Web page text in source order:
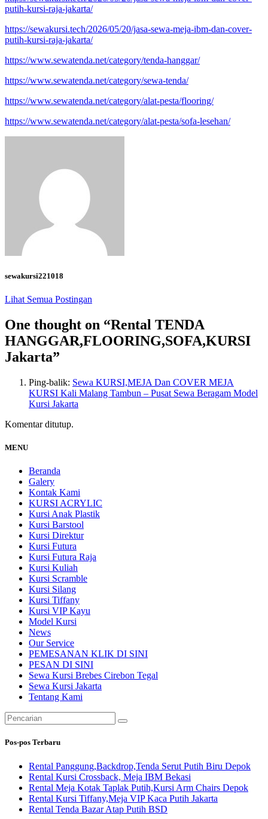
putih-kursi-raja-jakarta/
https://sewakursi.tech/2026/05/20/jasa-sewa-meja-ibm-dan-cover-
putih-kursi-raja-jakarta/
https://www.sewatenda.net/category/tenda-hanggar/
https://www.sewatenda.net/category/sewa-tenda/
https://www.sewatenda.net/category/alat-pesta/flooring/
https://www.sewatenda.net/category/alat-pesta/sofa-lesehan/
sewakursi221018
Lihat Semua Postingan
One thought on “Rental TENDA
HANGGAR,FLOORING,SOFA,KURSI
Jakarta”
Ping-balik: Sewa KURSI,MEJA Dan COVER MEJA
KURSI Kali Malang Tambun – Pusat Sewa Beragam Model
Kursi Jakarta
Komentar ditutup.
MENU
Beranda
Galery
Kontak Kami
KURSI ACRYLIC
Kursi Anak Plastik
Kursi Barstool
Kursi Direktur
Kursi Futura
Kursi Futura Raja
Kursi Kuliah
Kursi Scramble
Kursi Silang
Kursi Tiffany
Kursi VIP Kayu
Model Kursi
News
Our Service
PEMESANAN KLIK DI SINI
PESAN DI SINI
Sewa Kursi Brebes Cirebon Tegal
Sewa Kursi Jakarta
Tentang Kami
Pencarian
untuk:
Pos-pos Terbaru
Rental Panggung,Backdrop,Tenda Serut Putih Biru Depok
Rental Kursi Crossback, Meja IBM Bekasi
Rental Meja Kotak Taplak Putih,Kursi Arm Chairs Depok
Rental Kursi Tiffany,Meja VIP Kaca Putih Jakarta
Rental Tenda Bazar Atap Putih BSD